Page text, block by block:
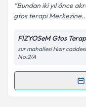
Bundan iki yıl önce
gtos terapi
FİZYOSeM Gtos
sur mahallesi Hızır
No:2/A
Randevu